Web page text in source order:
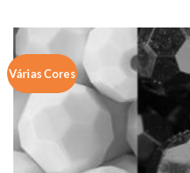
Várias Cores